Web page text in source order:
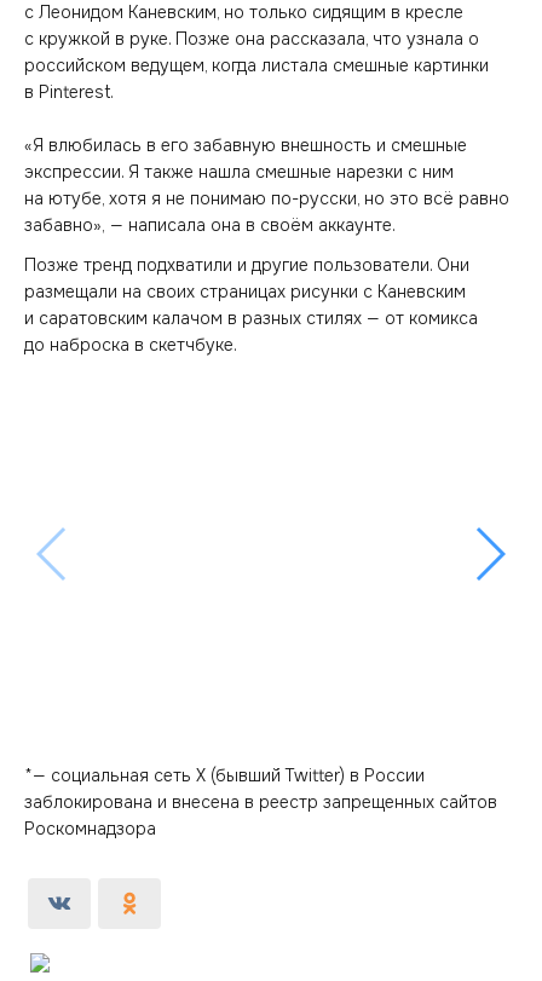
с Леонидом Каневским, но только сидящим в кресле
с кружкой в руке. Позже она рассказала, что узнала о
российском ведущем, когда листала смешные картинки
в Pinterest.
«Я влюбилась в его забавную внешность и смешные
экспрессии. Я также нашла смешные нарезки с ним
на ютубе, хотя я не понимаю по-русски, но это всё равно
забавно», — написала она в своём аккаунте.
Позже тренд подхватили и другие пользователи. Они
размещали на своих страницах рисунки с Каневским
и саратовским калачом в разных стилях — от комикса
до наброска в скетчбуке.
*— социальная сеть Х (бывший Twitter) в России
заблокирована и внесена в реестр запрещенных сайтов
Роскомнадзора